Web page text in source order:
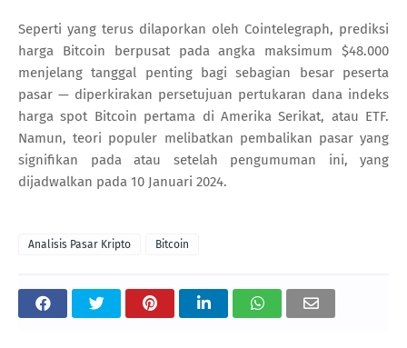
Seperti yang terus dilaporkan oleh Cointelegraph, prediksi
harga Bitcoin berpusat pada angka maksimum $48.000
menjelang tanggal penting bagi sebagian besar peserta
pasar — diperkirakan persetujuan pertukaran dana indeks
harga spot Bitcoin pertama di Amerika Serikat, atau ETF.
Namun, teori populer melibatkan pembalikan pasar yang
signifikan pada atau setelah pengumuman ini, yang
dijadwalkan pada 10 Januari 2024.
Analisis Pasar Kripto Bitcoin